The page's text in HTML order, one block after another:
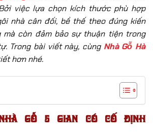
việc lựa chọn kích thước phù hợp
nhà cân đối, bề thế theo đúng kiến
còn đảm bảo sự thuận tiện trong
Trong bài viết này, cùng Nhà Gỗ Hà
hơn nhé.
gỗ 5 gian có cố định